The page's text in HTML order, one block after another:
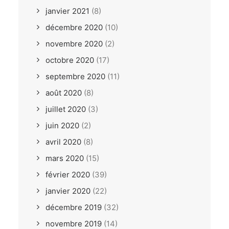
janvier 2021 (8)
décembre 2020 (10)
novembre 2020 (2)
octobre 2020 (17)
septembre 2020 (11)
août 2020 (8)
juillet 2020 (3)
juin 2020 (2)
avril 2020 (8)
mars 2020 (15)
février 2020 (39)
janvier 2020 (22)
décembre 2019 (32)
novembre 2019 (14)